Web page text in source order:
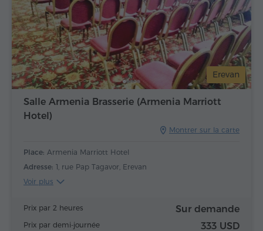
Erevan
Salle Armenia Brasserie (Armenia Marriott
Hotel)
Montrer sur la carte
Place: Armenia Marriott Hotel
Adresse: 1, rue Pap Tagavor, Erevan
Voir plus
Prix par 2 heures Sur demande
Prix par demi-journée 333 USD